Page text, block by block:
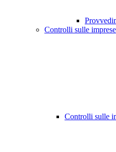
Controlli sulle imprese
Controlli sulle